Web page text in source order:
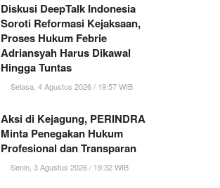
Diskusi DeepTalk Indonesia
Soroti Reformasi Kejaksaan,
Proses Hukum Febrie
Adriansyah Harus Dikawal
Hingga Tuntas
Selasa, 4 Agustus 2026 / 19:57 WIB
Aksi di Kejagung, PERINDRA
Minta Penegakan Hukum
Profesional dan Transparan
Senin, 3 Agustus 2026 / 19:32 WIB